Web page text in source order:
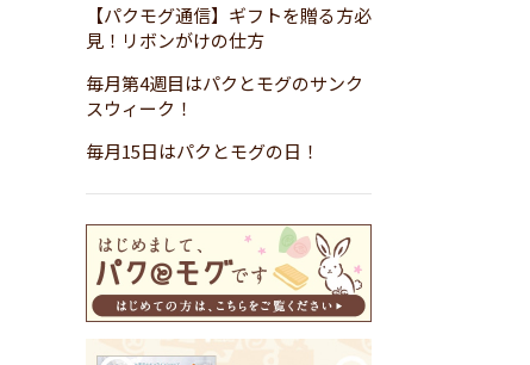
【パクモグ通信】ギフトを贈る方必
見！リボンがけの仕方
毎月第4週目はパクとモグのサンク
スウィーク！
毎月15日はパクとモグの日！